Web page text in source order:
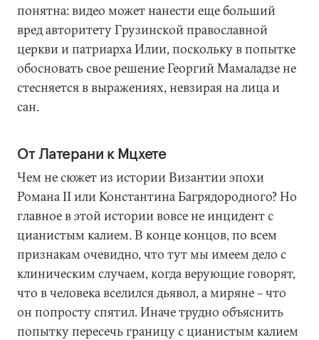
понятна: видео может нанести еще больший
вред авторитету Грузинской православной
церкви и патриарха Илии, поскольку в попытке
обосновать свое решение Георгий Мамаладзе не
стесняется в выражениях, невзирая на лица и
сан.
От Латерани к Мцхете
Чем не сюжет из истории Византии эпохи
Романа II или Константина Багрядородного? Но
главное в этой истории вовсе не инцидент с
цианистым калием. В конце концов, по всем
признакам очевидно, что тут мы имеем дело с
клиническим случаем, когда верующие говорят,
что в человека вселился дьявол, а миряне – что
он попросту спятил. Иначе трудно объяснить
попытку пересечь границу с цианистым калием